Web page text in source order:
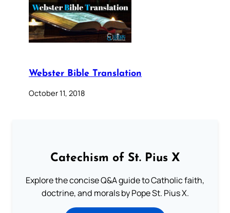
Webster Bible Translation
October 11, 2018
Catechism of St. Pius X
Explore the concise Q&A guide to Catholic faith,
doctrine, and morals by Pope St. Pius X.